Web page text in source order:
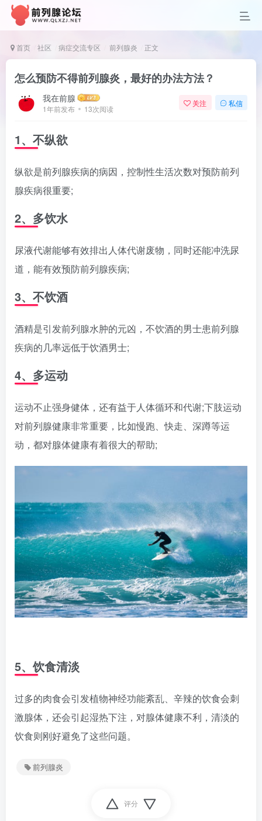
首页 社区 病症交流专区 前列腺炎 正文
怎么预防不得前列腺炎，最好的办法方法？
我在前腺
1年前发布 13次阅读
关注 私信
1、不纵欲
纵欲是前列腺疾病的病因，控制性生活次数对预防前列
腺疾病很重要;
2、多饮水
尿液代谢能够有效排出人体代谢废物，同时还能冲洗尿
道，能有效预防前列腺疾病;
3、不饮酒
酒精是引发前列腺水肿的元凶，不饮酒的男士患前列腺
疾病的几率远低于饮酒男士;
4、多运动
运动不止强身健体，还有益于人体循环和代谢;下肢运动
对前列腺健康非常重要，比如慢跑、快走、深蹲等运
动，都对腺体健康有着很大的帮助;
5、饮食清淡
过多的肉食会引发植物神经功能紊乱、辛辣的饮食会刺
激腺体，还会引起湿热下注，对腺体健康不利，清淡的
饮食则刚好避免了这些问题。
前列腺炎
评分